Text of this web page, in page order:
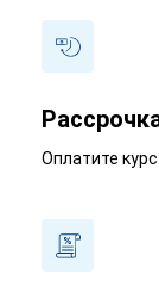
Оплатите